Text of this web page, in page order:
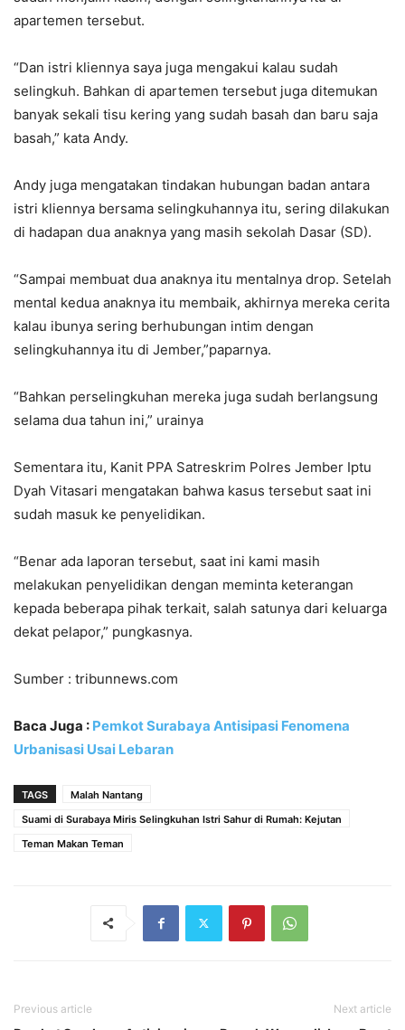
apartemen tersebut.
“Dan istri kliennya saya juga mengakui kalau sudah
selingkuh. Bahkan di apartemen tersebut juga ditemukan
banyak sekali tisu kering yang sudah basah dan baru saja
basah,” kata Andy.
Andy juga mengatakan tindakan hubungan badan antara
istri kliennya bersama selingkuhannya itu, sering dilakukan
di hadapan dua anaknya yang masih sekolah Dasar (SD).
“Sampai membuat dua anaknya itu mentalnya drop. Setelah
mental kedua anaknya itu membaik, akhirnya mereka cerita
kalau ibunya sering berhubungan intim dengan
selingkuhannya itu di Jember,”paparnya.
“Bahkan perselingkuhan mereka juga sudah berlangsung
selama dua tahun ini,” urainya
Sementara itu, Kanit PPA Satreskrim Polres Jember Iptu
Dyah Vitasari mengatakan bahwa kasus tersebut saat ini
sudah masuk ke penyelidikan.
“Benar ada laporan tersebut, saat ini kami masih
melakukan penyelidikan dengan meminta keterangan
kepada beberapa pihak terkait, salah satunya dari keluarga
dekat pelapor,” pungkasnya.
Sumber : tribunnews.com
Baca Juga : Pemkot Surabaya Antisipasi Fenomena
Urbanisasi Usai Lebaran
TAGS
Malah Nantang
Suami di Surabaya Miris Selingkuhan Istri Sahur di Rumah: Kejutan
Teman Makan Teman
Previous article Next article